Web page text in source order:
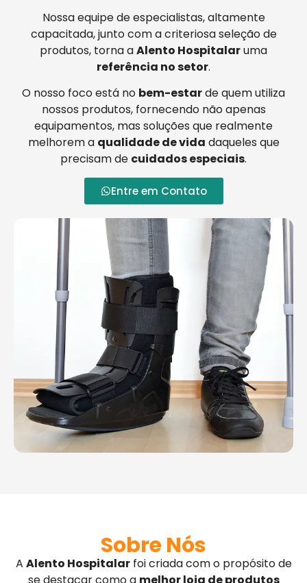
Nossa equipe de especialistas, altamente
capacitada, junto com a criteriosa seleção de
produtos, torna aAlento Hospitalaruma
referência no setor.
O nosso foco está no bem-estarde quem utiliza
nossos produtos, fornecendo não apenas
equipamentos, mas soluções que realmente
melhorem a qualidade de vida daqueles que
precisam de cuidados especiais.
Entre em Contato
Sobre Nós
A Alento Hospitalarfoi criada com o propósito de